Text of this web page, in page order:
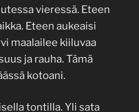
vieressä. Eteen
Eteen aukeaisi
maalailee kiiluvaa
ja rauha. Tämä
kotoani.
tontilla. Yli sata